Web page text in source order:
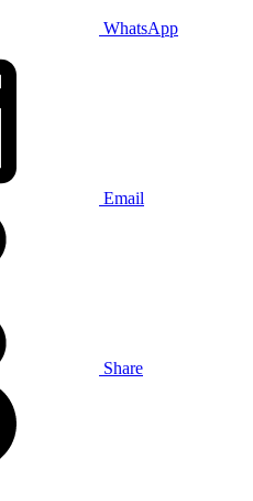
WhatsApp
Email
Share